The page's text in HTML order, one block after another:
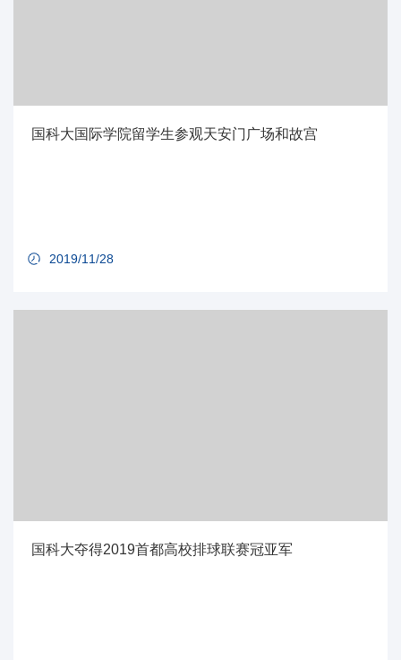
国科大国际学院留学生参观天安门广场和故宫
2019/11/28
国科大夺得2019首都高校排球联赛冠亚军